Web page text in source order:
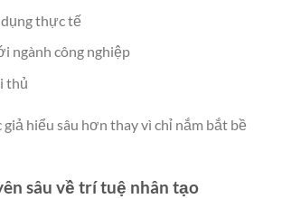
thực tế
ngành công nghiệp
thủ
hiểu sâu hơn thay vì chỉ nắm bắt bề
sâu về trí tuệ nhân tạo